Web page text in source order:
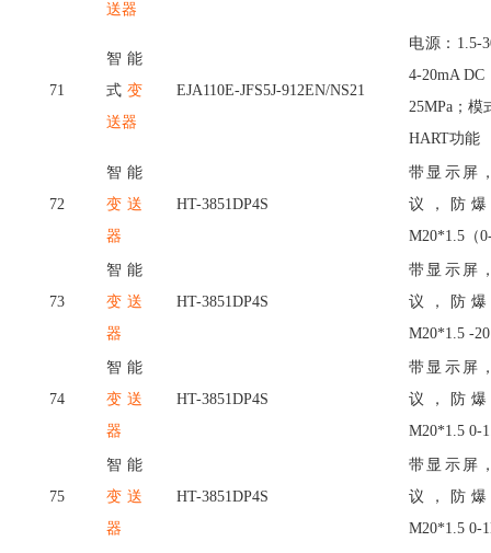
送器
71
智能
式变
送器
EJA110E-JFS5J-912EN/NS21
电源： 1.5-
4-20mA
25MPa；模
HART功能
72
智能
变送
器
HT-3851DP4S
带显示屏
议，防
M20*1.5（
73
智能
变送
器
HT-3851DP4S
带显示屏
议，防
M20*1.5 -
74
智能
变送
器
HT-3851DP4S
带显示屏
议，防
M20*1.5 0-
75
智能
变送
器
HT-3851DP4S
带显示屏
议，防
M20*1.5 0-